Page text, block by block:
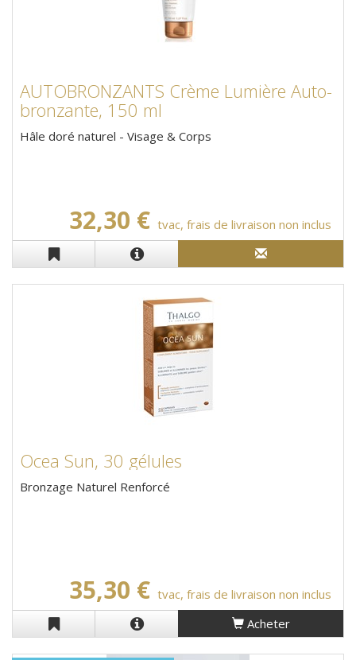
AUTOBRONZANTS Crème Lumière Auto-
bronzante, 150 ml
Hâle doré naturel - Visage & Corps
32,30 € tvac, frais de livraison non inclus
Ocea Sun, 30 gélules
Bronzage Naturel Renforcé
35,30 € tvac, frais de livraison non inclus
Acheter